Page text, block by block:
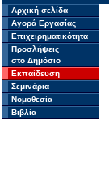
Αρχική σελίδα
Αγορά Εργασίας
Επιχειρηματικότητα
Προσλήψεις
στο Δημόσιο
Εκπαίδευση
Σεμινάρια
Νομοθεσία
Βιβλία